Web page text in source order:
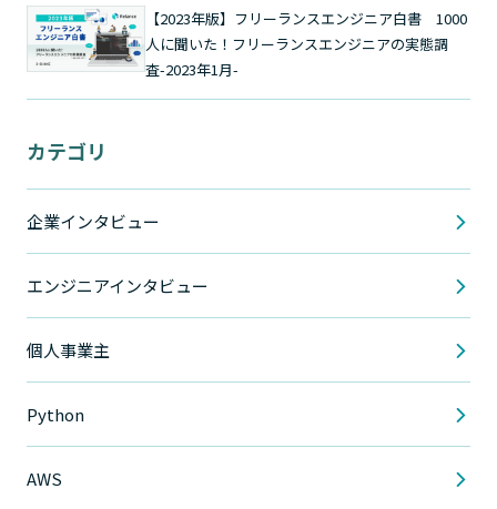
【2023年版】フリーランスエンジニア白書 1000
人に聞いた！フリーランスエンジニアの実態調
査-2023年1月-
カテゴリ
企業インタビュー
エンジニアインタビュー
個人事業主
Python
AWS